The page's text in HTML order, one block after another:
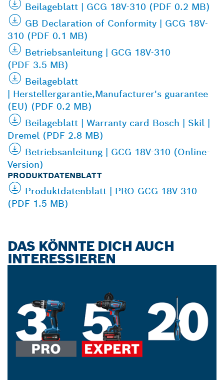
Beilageblatt | GCG 18V-310 (PDF 0.2 MB)
GB Declaration of Conformity | GCG 18V-
310 (PDF 0.1 MB)
Betriebsanleitung | GCG 18V-310
(PDF 3.5 MB)
Beilageblatt
| Herstellergarantie,Manufacturer's guarantee
(EU) (PDF 0.2 MB)
Beilageblatt | Warranty card Bosch | Skil |
Dremel (PDF 2.8 MB)
Betriebsanleitung | GCG 18V-310 (Online-
Version)
PRODUKTDATENBLATT
Produktdatenblatt | PRO GCG 18V-310
(PDF 1.5 MB)
DAS KÖNNTE DICH AUCH
INTERESSIEREN